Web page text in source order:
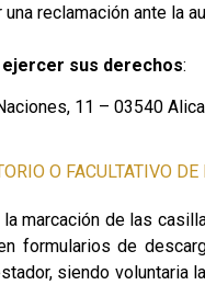
una reclamación ante la
sus derechos:
11 – 03540
O FACULTATIVO
la marcación de las
formularios de
siendo voluntaria